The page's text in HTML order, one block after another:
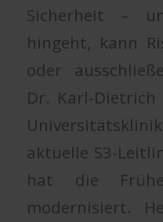
Sicherheit –
hingeht, kann
oder
Dr. Karl-
aktuelle S3-
hat die
modernisiert.